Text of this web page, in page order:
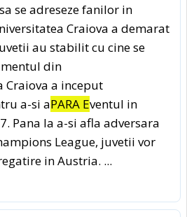
se adreseze fanilor in
Craiova a demarat
au stabilit cu cine se
din
a inceput
a-si aPARA Eventul in
Pana la a-si afla adversara
League, juvetii vor
in Austria. ...